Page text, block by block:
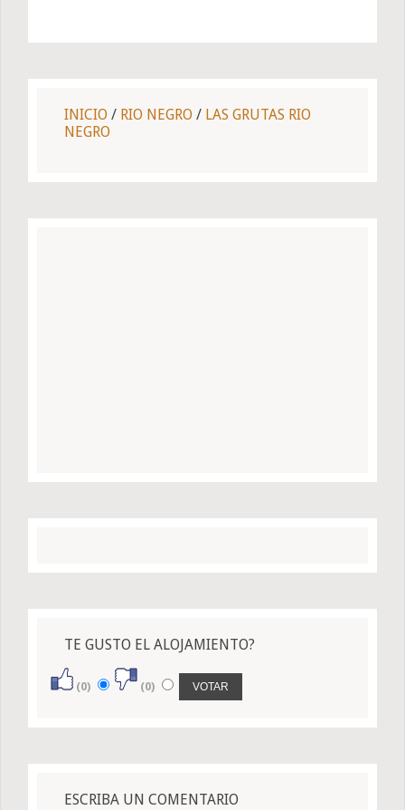
INICIO / RIO NEGRO / LAS GRUTAS RIO
NEGRO
TE GUSTO EL ALOJAMIENTO?
(0) (0)
ESCRIBA UN COMENTARIO